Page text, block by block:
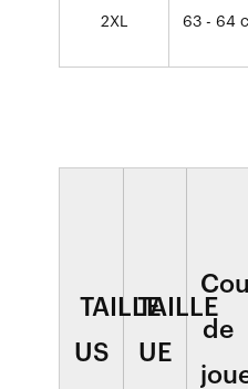
2XL 63 - 64
TAILLE
US
TAILLE
UE
de